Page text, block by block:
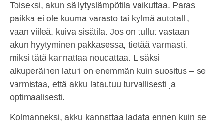
Toiseksi, akun säilytyslämpötila vaikuttaa. Paras
paikka ei ole kuuma varasto tai kylmä autotalli,
vaan viileä, kuiva sisätila. Jos on tullut vastaan
akun hyytyminen pakkasessa, tietää varmasti,
miksi tätä kannattaa noudattaa. Lisäksi
alkuperäinen laturi on enemmän kuin suositus – se
varmistaa, että akku latautuu turvallisesti ja
optimaalisesti.
Kolmanneksi, akku kannattaa ladata ennen kuin se